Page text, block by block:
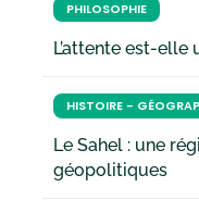
PHILOSOPHIE
L’attente est-
HISTOIRE -
Le Sahel : une
géopolitiques